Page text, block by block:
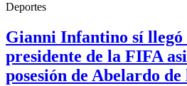
Deportes
Gianni Infantino sí llegó
presidente de la FIFA
posesión de Abelardo